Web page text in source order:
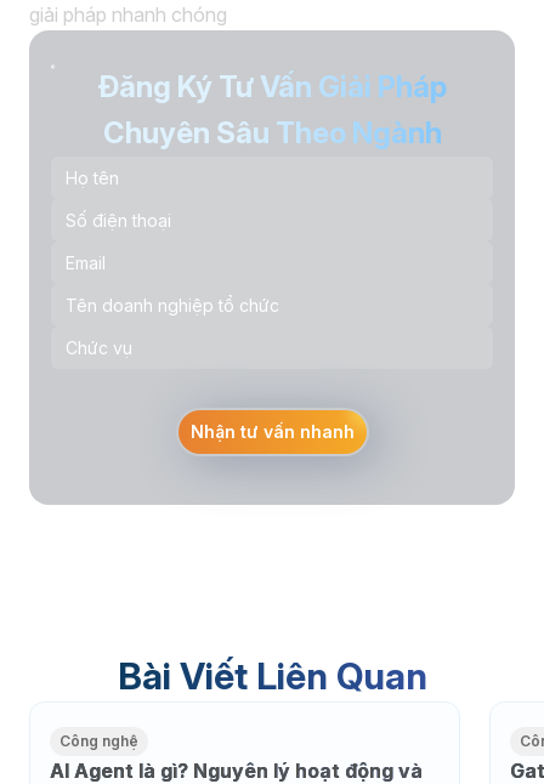
giải pháp nhanh chóng
Đăng Ký Tư Vấn Giải Pháp
Chuyên Sâu Theo Ngành
Nhận tư vấn nhanh
Bài Viết Liên Quan
Công nghệ
AI Agent là gì? Nguyên lý hoạt động và